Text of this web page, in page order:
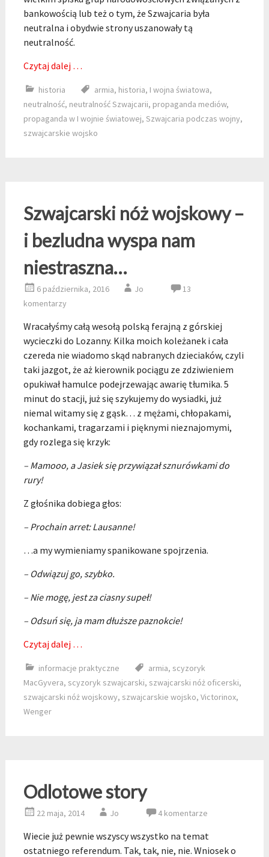
bankowością lub też o tym, że Szwajcaria była
neutralna i obydwie strony uszanowały tą
neutralność.
Czytaj dalej …
historia armia, historia, I wojna światowa,
neutralność, neutralność Szwajcarii, propaganda mediów,
propaganda w I wojnie światowej, Szwajcaria podczas wojny,
szwajcarskie wojsko
Szwajcarski nóż wojskowy –
i bezludna wyspa nam
niestraszna…
6 października, 2016 Jo
13
komentarzy
Wracałyśmy całą wesołą polską ferajną z górskiej
wycieczki do Lozanny. Kilka moich koleżanek i cała
czereda nie wiadomo skąd nabranych dzieciaków, czyli
taki jazgot, że aż kierownik pociągu ze zdziwieniem
opukiwał hamulce podejrzewając awarię tłumika. 5
minut do stacji, już się szykujemy do wysiadki, już
niemal witamy się z gąsk… z mężami, chłopakami,
kochankami, tragarzami i pięknymi nieznajomymi,
gdy rozlega się krzyk:
– Mamooo, a Jasiek się przywiązał sznurówkami do
rury!
Z głośnika dobiega głos:
– Prochain arret: Lausanne!
…a my wymieniamy spanikowane spojrzenia.
– Odwiązuj go, szybko.
– Nie mogę, jest za ciasny supeł!
– Odsuń się, ja mam dłuższe paznokcie!
Czytaj dalej …
informacje praktyczne armia, scyzoryk
MacGyvera, scyzoryk szwajcarski, szwajcarski nóż oficerski,
szwajcarski nóż wojskowy, szwajcarskie wojsko, Victorinox,
Wenger
Odlotowe story
22 maja, 2014 Jo 4 komentarze
Wiecie już pewnie wszyscy wszystko na temat
ostatniego referendum. Tak, tak, nie, nie. Wniosek o